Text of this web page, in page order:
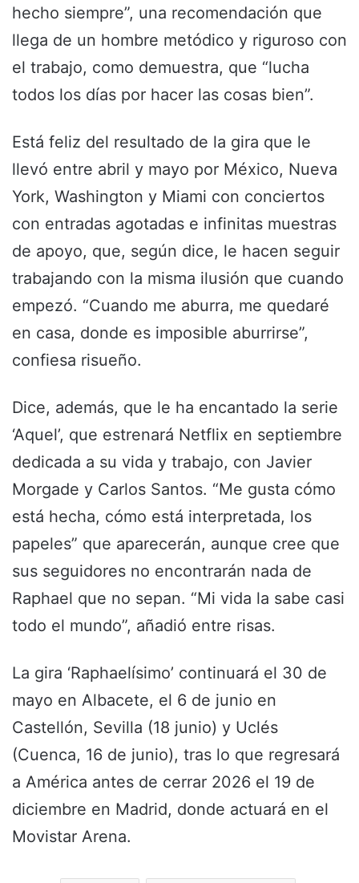
hecho siempre”, una recomendación que
llega de un hombre metódico y riguroso con
el trabajo, como demuestra, que “lucha
todos los días por hacer las cosas bien”.
Está feliz del resultado de la gira que le
llevó entre abril y mayo por México, Nueva
York, Washington y Miami con conciertos
con entradas agotadas e infinitas muestras
de apoyo, que, según dice, le hacen seguir
trabajando con la misma ilusión que cuando
empezó. “Cuando me aburra, me quedaré
en casa, donde es imposible aburrirse”,
confiesa risueño.
Dice, además, que le ha encantado la serie
‘Aquel’, que estrenará Netflix en septiembre
dedicada a su vida y trabajo, con Javier
Morgade y Carlos Santos. “Me gusta cómo
está hecha, cómo está interpretada, los
papeles” que aparecerán, aunque cree que
sus seguidores no encontrarán nada de
Raphael que no sepan. “Mi vida la sabe casi
todo el mundo”, añadió entre risas.
La gira ‘Raphaelísimo’ continuará el 30 de
mayo en Albacete, el 6 de junio en
Castellón, Sevilla (18 junio) y Uclés
(Cuenca, 16 de junio), tras lo que regresará
a América antes de cerrar 2026 el 19 de
diciembre en Madrid, donde actuará en el
Movistar Arena.